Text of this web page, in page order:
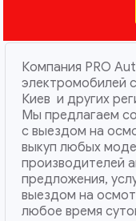
Компания PRO
электромобилей
Киев и других
Мы предлагаем
с выездом на
выкуп любых
производителей
предложения,
выездом на
любое время